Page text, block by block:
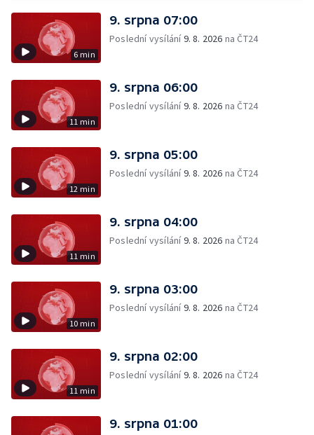
6 min
9. srpna 07:00
Poslední vysílání9. 8. 2026 na ČT24
11 min
9. srpna 06:00
Poslední vysílání9. 8. 2026 na ČT24
12 min
9. srpna 05:00
Poslední vysílání9. 8. 2026 na ČT24
11 min
9. srpna 04:00
Poslední vysílání9. 8. 2026 na ČT24
10 min
9. srpna 03:00
Poslední vysílání9. 8. 2026 na ČT24
11 min
9. srpna 02:00
Poslední vysílání9. 8. 2026 na ČT24
9. srpna 01:00